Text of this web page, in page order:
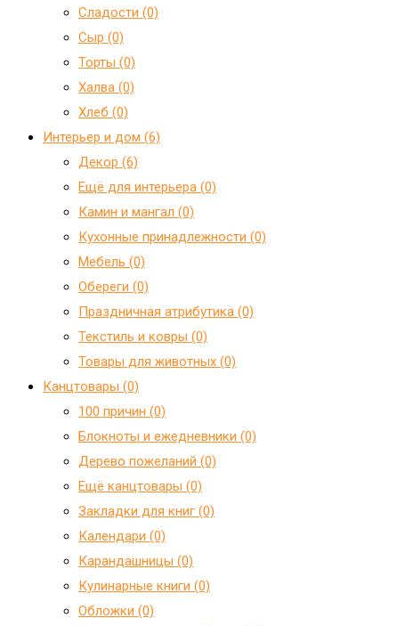
Сладости (0)
Сыр (0)
Торты (0)
Халва (0)
Хлеб (0)
Интерьер и дом (6)
Декор (6)
Ещё для интерьера (0)
Камин и мангал (0)
Кухонные принадлежности (0)
Мебель (0)
Обереги (0)
Праздничная атрибутика (0)
Текстиль и ковры (0)
Товары для животных (0)
Канцтовары (0)
100 причин (0)
Блокноты и ежедневники (0)
Дерево пожеланий (0)
Ещё канцтовары (0)
Закладки для книг (0)
Календари (0)
Карандашницы (0)
Кулинарные книги (0)
Обложки (0)